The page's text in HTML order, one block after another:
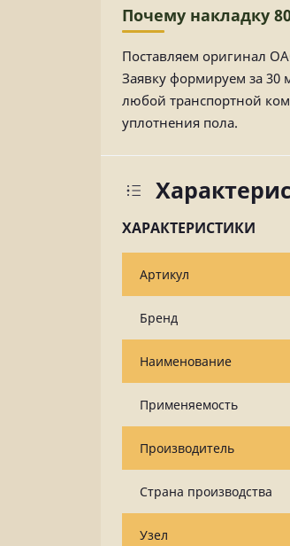
Почему накладку
Поставляем оригинал
Заявку формируем за 30
любой транспортной
уплотнения пола.
ХАРАКТЕРИСТИКИ
Артикул
Бренд
Наименование
Применяемость
Производитель
Страна производства
Узел